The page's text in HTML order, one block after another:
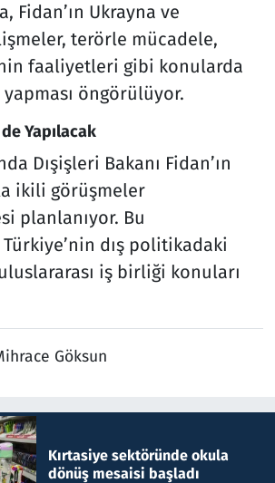
Fidan’ın Ukrayna ve
terörle mücadele,
faaliyetleri gibi konularda
öngörülüyor.
Yapılacak
Dışişleri Bakanı Fidan’ın
ikili görüşmeler
planlanıyor. Bu
dış politikadaki
iş birliği konuları
Göksun
Kırtasiye sektöründe okula
dönüş mesaisi başladı